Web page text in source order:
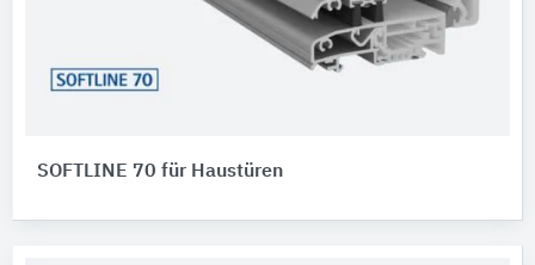
SOFTLINE 70 für Haustüren